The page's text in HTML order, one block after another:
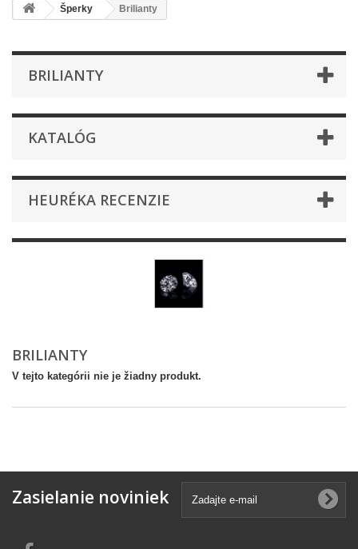
Šperky Brilianty
BRILIANTY
KATALÓG
HEURÉKA RECENZIE
BRILIANTY
V tejto kategórii nie je žiadny produkt.
Zasielanie noviniek